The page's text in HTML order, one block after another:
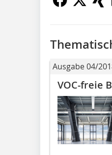
Ausgabe 04/
VOC-freie